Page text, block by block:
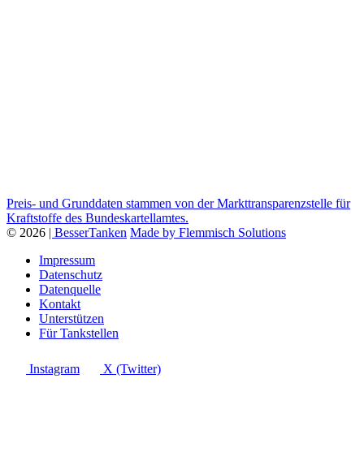
Preis- und Grunddaten stammen von der Markttransparenzstelle für
Kraftstoffe des Bundeskartellamtes.
© 2026 | BesserTanken Made by Flemmisch Solutions
Impressum
Datenschutz
Datenquelle
Kontakt
Unterstützen
Für Tankstellen
Instagram X (Twitter)